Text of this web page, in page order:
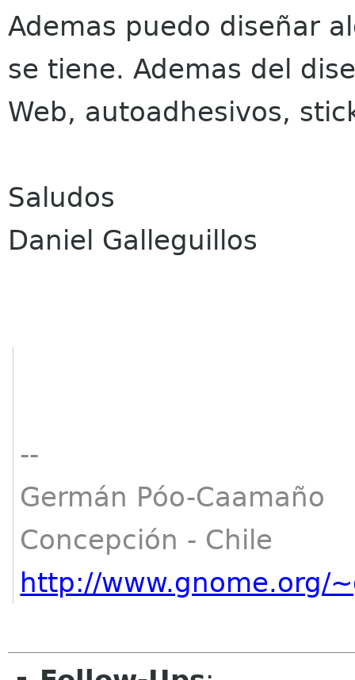
Ademas puedo diseñar
se tiene. Ademas del
Web, autoadhesivos,
Saludos
Daniel Galleguillos
--
Germán Póo-Caamaño
Concepción - Chile
http://www.gnome.org/